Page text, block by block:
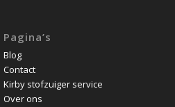
Pagina’s
Blog
Contact
Kirby stofzuiger service
Over ons